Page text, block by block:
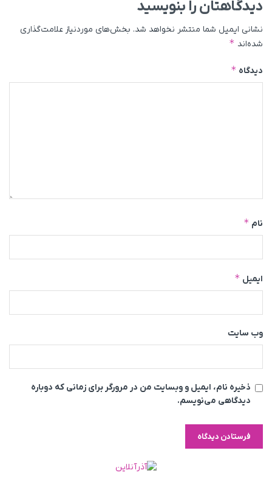
دیدگاهتان را بنویسید
نشانی ایمیل شما منتشر نخواهد شد. بخش‌های موردنیاز علامت‌گذاری
شده‌اند *
دیدگاه *
نام *
ایمیل *
وب‌ سایت
ذخیره نام، ایمیل و وبسایت من در مرورگر برای زمانی که دوباره
دیدگاهی می‌نویسم.